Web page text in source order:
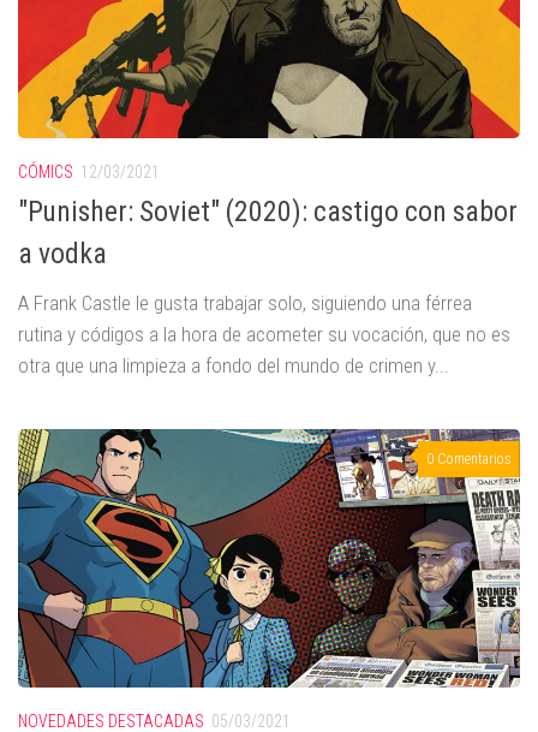
CÓMICS 12/03/2021
"Punisher: Soviet" (2020): castigo con sabor
a vodka
A Frank Castle le gusta trabajar solo, siguiendo una férrea
rutina y códigos a la hora de acometer su vocación, que no es
otra que una limpieza a fondo del mundo de crimen y...
0 Comentarios
NOVEDADES DESTACADAS 05/03/2021